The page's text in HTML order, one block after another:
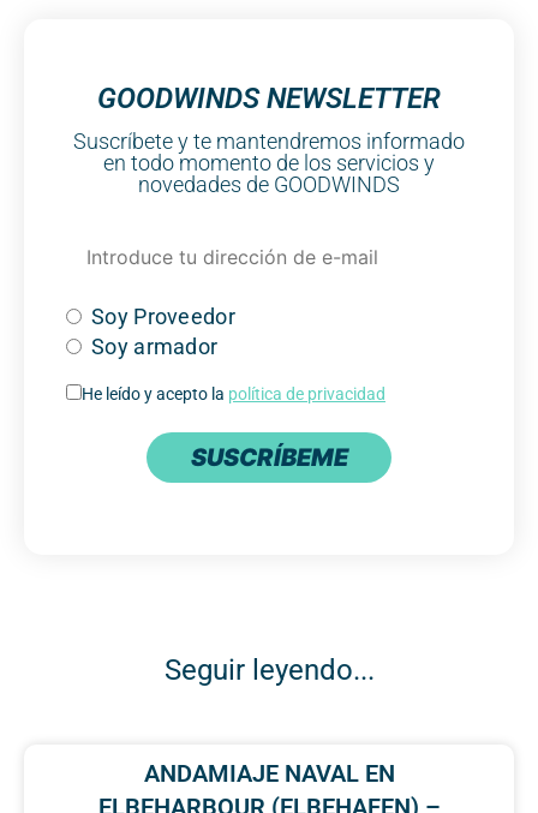
GOODWINDS NEWSLETTER
Suscríbete y te mantendremos informado
en todo momento de los servicios y
novedades de GOODWINDS
Soy Proveedor
Soy armador
He leído y acepto la política de privacidad
SUSCRÍBEME
Seguir leyendo...
ANDAMIAJE NAVAL EN
ELBEHARBOUR (ELBEHAFEN) –